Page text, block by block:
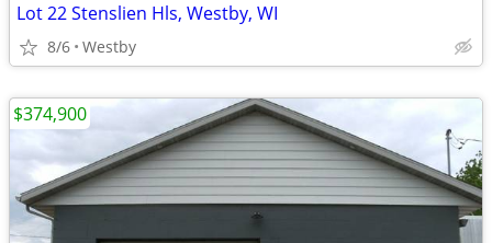
Lot 22 Stenslien Hls, Westby, WI
8/6 Westby
$374,900